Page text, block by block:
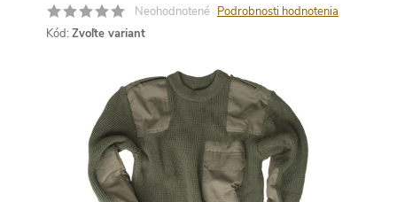
Neohodnotené Podrobnosti hodnotenia
Kód: Zvoľte variant